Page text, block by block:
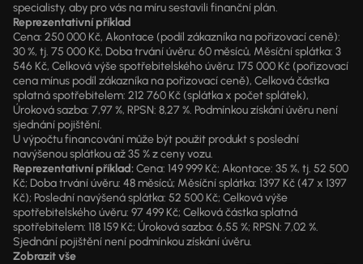
specialisty, aby pro vás na míru sestavili finanční plán.
Reprezentativní příklad
Cena: 250 000 Kč, Akontace (podíl zákazníka na pořizovací ceně):
30 %, tj. 75 000 Kč, Doba trvání úvěru: 60 měsíců, Měsíční splátka: 3
546 Kč, Celková výše spotřebitelského úvěru: 175 000 Kč (pořizovací
cena mínus podíl zákazníka na pořizovací ceně), Celková částka
splatná spotřebitelem: 212 760 Kč (splátka x počet splátek),
Úroková sazba: 7,97 %, RPSN: 8,27 %. Podmínkou získání úvěru není
sjednání pojištění.
U výpočtu financování může být použit produkt s poslední
navýšenou splátkou až 35 % z ceny vozu.
Reprezentativní příklad:Cena: 149 999 Kč; Akontace: 35 %, tj. 52 500
Kč; Doba trvání úvěru: 48 měsíců; Měsíční splátka: 1397 Kč (47 x 1397
Kč); Poslední navýšená splátka: 52 500 Kč; Celková výše
spotřebitelského úvěru: 97 499 Kč; Celková částka splatná
spotřebitelem: 118 159 Kč; Úroková sazba: 6,55 %; RPSN: 7,02 %.
Sjednání pojištění není podmínkou získání úvěru.
Zobrazit vše